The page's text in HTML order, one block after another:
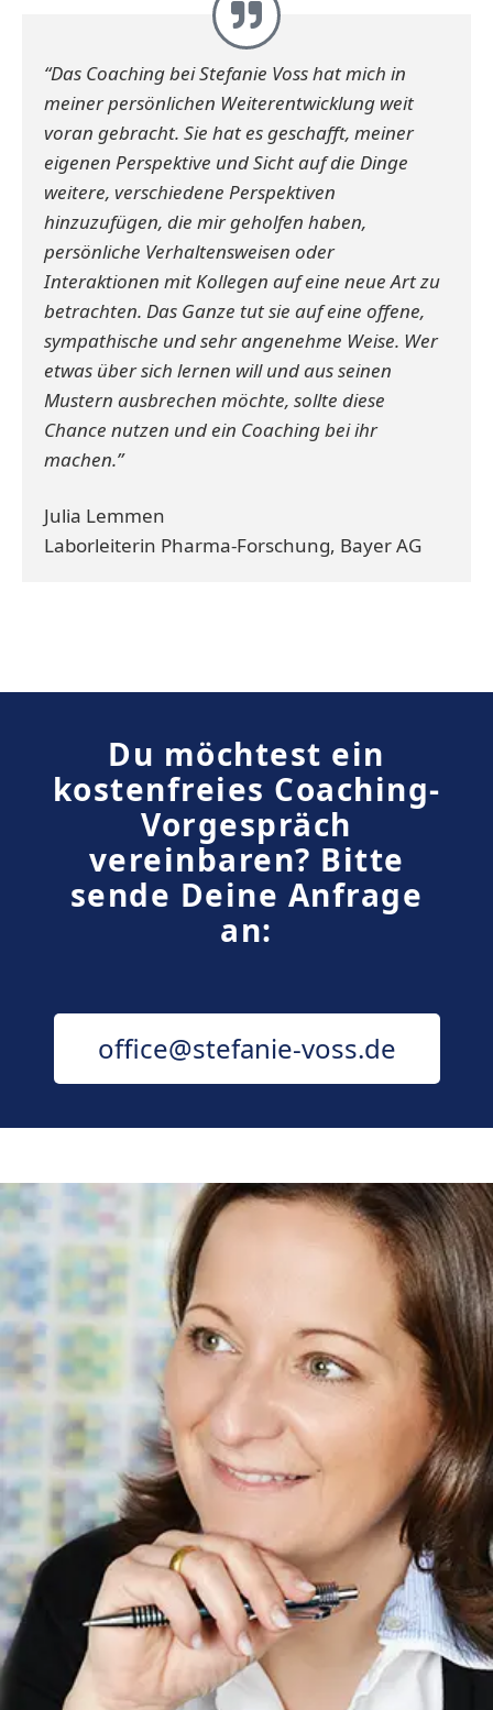
“Das Coaching bei Stefanie Voss hat mich in
meiner persönlichen Weiterentwicklung weit
voran gebracht. Sie hat es geschafft, meiner
eigenen Perspektive und Sicht auf die Dinge
weitere, verschiedene Perspektiven
hinzuzufügen, die mir geholfen haben,
persönliche Verhaltensweisen oder
Interaktionen mit Kollegen auf eine neue Art zu
betrachten. Das Ganze tut sie auf eine offene,
sympathische und sehr angenehme Weise. Wer
etwas über sich lernen will und aus seinen
Mustern ausbrechen möchte, sollte diese
Chance nutzen und ein Coaching bei ihr
machen.”
Julia Lemmen
Laborleiterin Pharma-Forschung, Bayer AG
Du möchtest ein
kostenfreies Coaching-
Vorgespräch
vereinbaren? Bitte
sende Deine Anfrage
an:
office@stefanie-voss.de